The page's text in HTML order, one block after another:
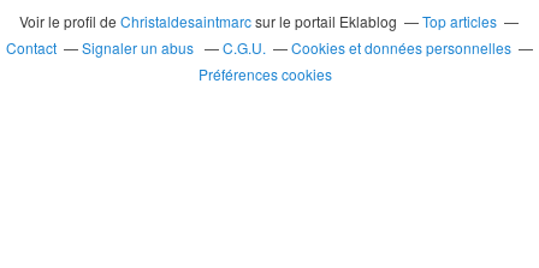
Voir le profil deChristaldesaintmarcsur le portail Eklablog
Top articles
Contact
Signaler un abus C.G.U.
Cookies et données personnelles
Préférences cookies